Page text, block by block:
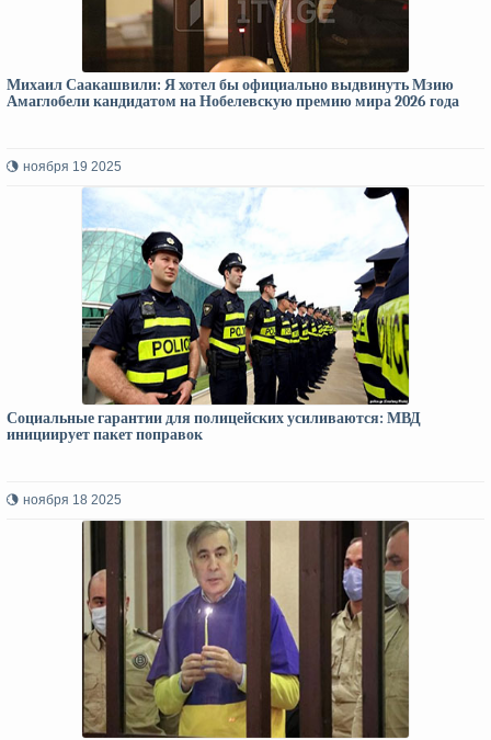
Михаил Саакашвили: Я хотел бы официально выдвинуть Мзию
Амаглобели кандидатом на Нобелевскую премию мира 2026 года
ноября 19 2025
Социальные гарантии для полицейских усиливаются: МВД
инициирует пакет поправок
ноября 18 2025